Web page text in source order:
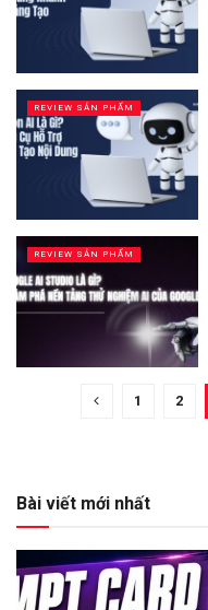
REVIEW SẢN PHẨM
REVIEW SẢN PHẨM
1 2
Bài viết mới nhất